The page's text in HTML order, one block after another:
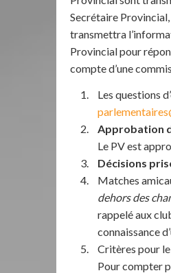
Secrétaire
transmettra
Provincial pour
compte d’une
Les questions
Approbation
Le PV est
Décisions
Matches
dehors des
rappelé aux
connaissance
Critères pour
Pour compter